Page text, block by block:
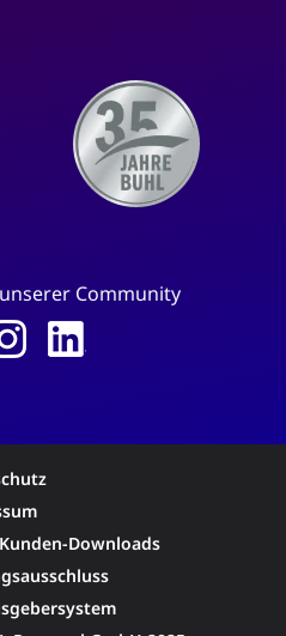
Community
Downloads